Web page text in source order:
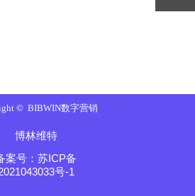
© BIBWIN数字营销
博林维特
案号：苏ICP备
号-1